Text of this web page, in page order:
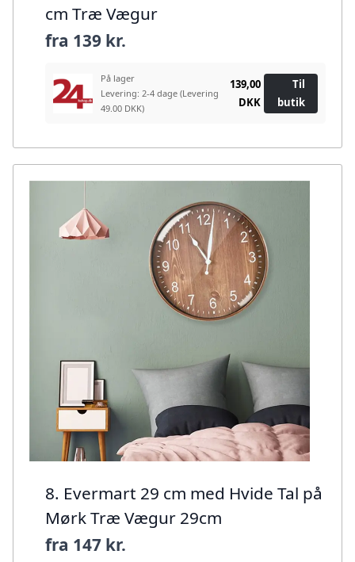
cm Træ Vægur
fra 139 kr.
På lager
Levering: 2-4 dage (Levering
49.00 DKK)
139,00
DKK
Til
butik
8. Evermart 29 cm med Hvide Tal på
Mørk Træ Vægur 29cm
fra 147 kr.